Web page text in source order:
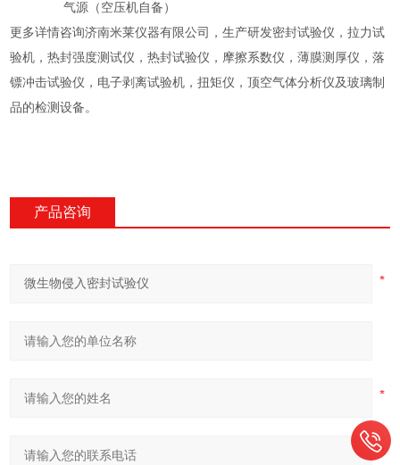
气源（空压机自备）
更多详情咨询济南米莱仪器有限公司，生产研发密封试验仪，拉力试
验机，热封强度测试仪，热封试验仪，摩擦系数仪，薄膜测厚仪，落
镖冲击试验仪，电子剥离试验机，扭矩仪，顶空气体分析仪及玻璃制
品的检测设备。
产品咨询